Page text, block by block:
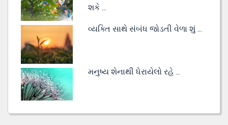
શકે ...
વ્યક્તિ સાથે સંબંધ જોડતી વેળા શું ...
મનુષ્ય શેનાથી ધેરાયેલો રહે ...